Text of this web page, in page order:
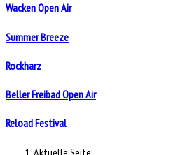
Wacken Open Air
Summer Breeze
Rockharz
Beller Freibad Open Air
Reload Festival
Aktuelle Seite: